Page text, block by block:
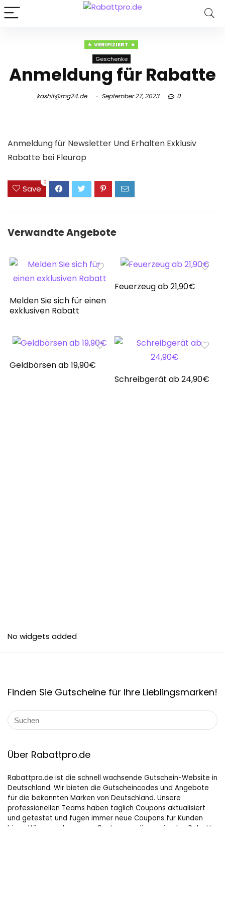
VERIFIZIERT
Geschenke
Anmeldung für Rabatte
kashif@mg24.de September 27, 2023 0
Anmeldung für Newsletter Und Erhalten Exklusiv
Rabatte bei Fleurop
Save
0
Verwandte Angebote
Melden Sie sich für einen
exklusiven Rabatt
Feuerzeug ab 21,90€
Geldbörsen ab 19,90€
Schreibgerät ab 24,90€
No widgets added
Finden Sie Gutscheine für Ihre Lieblingsmarken!
Über Rabattpro.de
Rabattpro.de ist die schnell wachsende Gutschein-Website in
Deutschland. Wir bieten die Gutscheincodes und Angebote
für die bekannten Marken von Deutschland. Unsere
professionellen Teams haben täglich Coupons aktualisiert
und getestet und fügen immer neue Coupons für Kunden
hinzu. Wir versuchen unser Bestes, um die maximalen Rabatte